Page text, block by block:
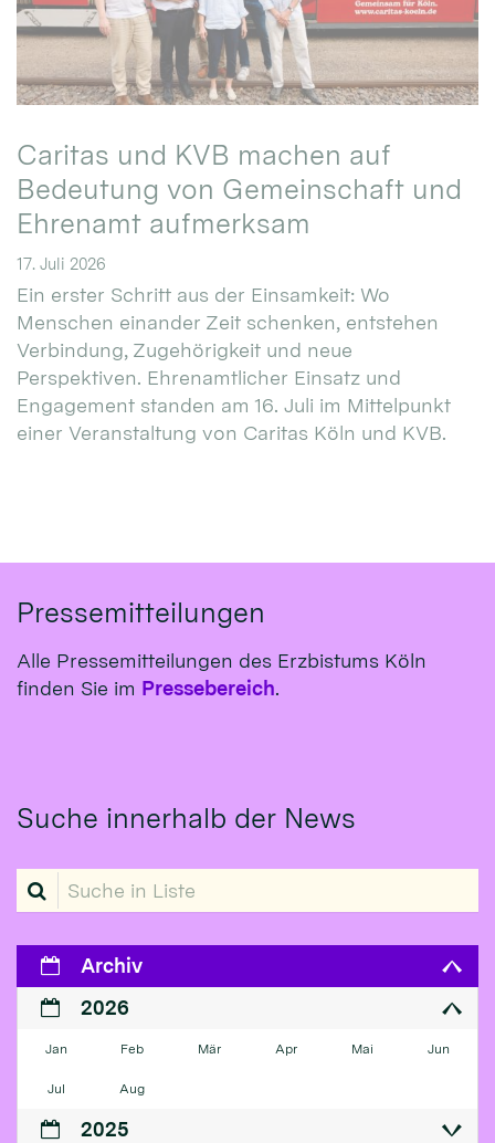
Caritas und KVB machen auf
Bedeutung von Gemeinschaft und
Ehrenamt aufmerksam
17. Juli 2026
Ein erster Schritt aus der Einsamkeit: Wo
Menschen einander Zeit schenken, entstehen
Verbindung, Zugehörigkeit und neue
Perspektiven. Ehrenamtlicher Einsatz und
Engagement standen am 16. Juli im Mittelpunkt
einer Veranstaltung von Caritas Köln und KVB.
Pressemitteilungen
Alle Pressemitteilungen des Erzbistums Köln
finden Sie im Pressebereich.
Suche innerhalb der News
Suche in Liste
Archiv
2026
Jan Feb Mär Apr Mai Jun
Jul Aug
2025